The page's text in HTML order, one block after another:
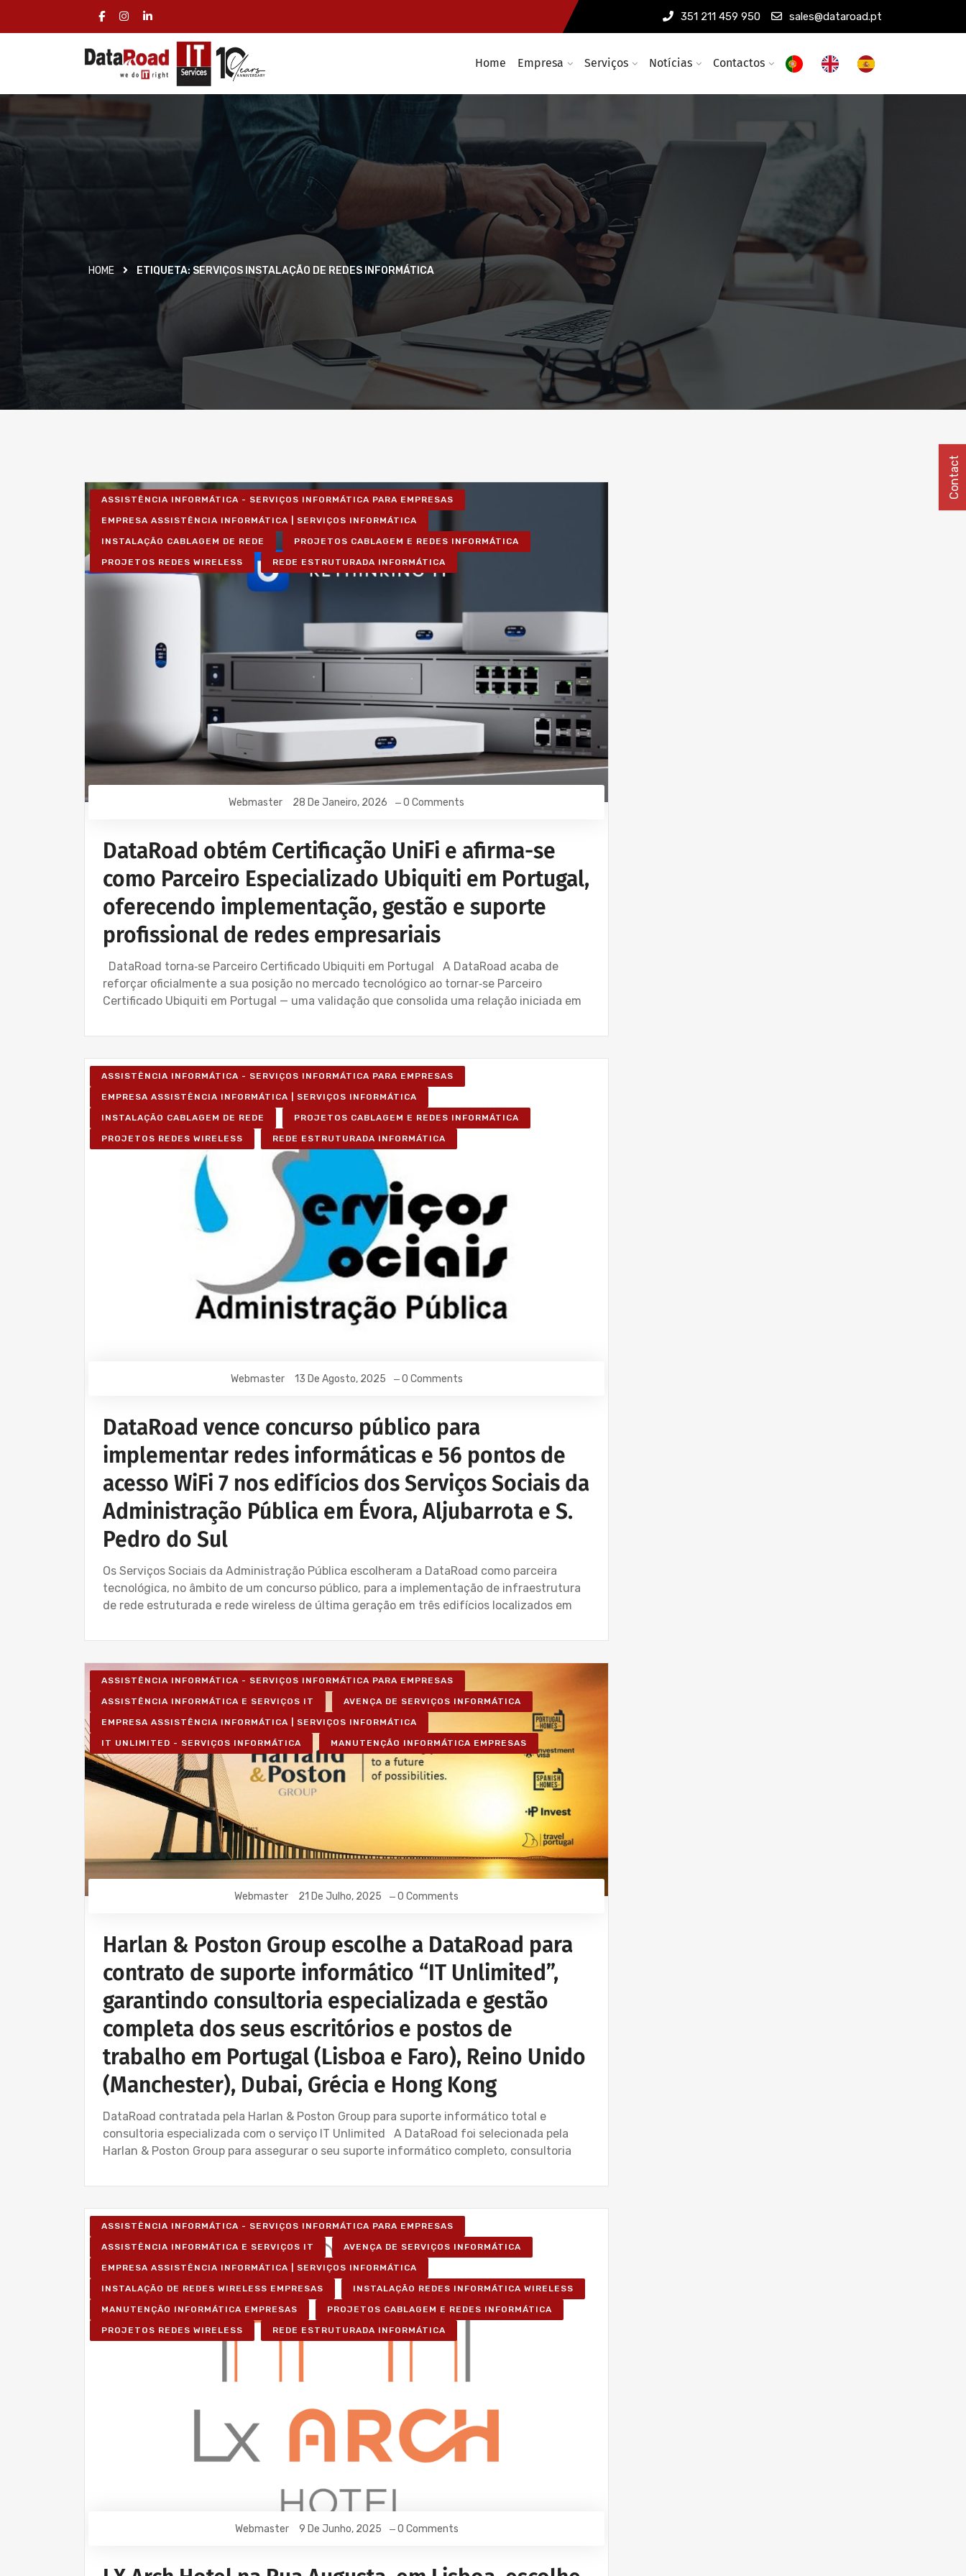
351 211 459 950 sales@dataroad.pt
Home Empresa Serviços Notícias Contactos
HOME ETIQUETA: SERVIÇOS INSTALAÇÃO DE REDES INFORMÁTICA
ASSISTÊNCIA INFORMÁTICA - SERVIÇOS INFORMÁTICA PARA EMPRESAS
EMPRESA ASSISTÊNCIA INFORMÁTICA | SERVIÇOS INFORMÁTICA
INSTALAÇÃO CABLAGEM DE REDE PROJETOS CABLAGEM E REDES INFORMÁTICA
PROJETOS REDES WIRELESS REDE ESTRUTURADA INFORMÁTICA
Webmaster 28 De Janeiro, 2026 0 Comments
DataRoad obtém Certificação UniFi e afirma-se
como Parceiro Especializado Ubiquiti em Portugal,
oferecendo implementação, gestão e suporte
profissional de redes empresariais
DataRoad torna‑se Parceiro Certificado Ubiquiti em Portugal A DataRoad acaba de
reforçar oficialmente a sua posição no mercado tecnológico ao tornar‑se Parceiro
Certificado Ubiquiti em Portugal — uma validação que consolida uma relação iniciada em
ASSISTÊNCIA INFORMÁTICA - SERVIÇOS INFORMÁTICA PARA EMPRESAS
EMPRESA ASSISTÊNCIA INFORMÁTICA | SERVIÇOS INFORMÁTICA
INSTALAÇÃO CABLAGEM DE REDE PROJETOS CABLAGEM E REDES INFORMÁTICA
PROJETOS REDES WIRELESS REDE ESTRUTURADA INFORMÁTICA
Webmaster 13 De Agosto, 2025 0 Comments
DataRoad vence concurso público para
implementar redes informáticas e 56 pontos de
acesso WiFi 7 nos edifícios dos Serviços Sociais da
Administração Pública em Évora, Aljubarrota e S.
Pedro do Sul
Os Serviços Sociais da Administração Pública escolheram a DataRoad como parceira
tecnológica, no âmbito de um concurso público, para a implementação de infraestrutura
de rede estruturada e rede wireless de última geração em três edifícios localizados em
ASSISTÊNCIA INFORMÁTICA - SERVIÇOS INFORMÁTICA PARA EMPRESAS
ASSISTÊNCIA INFORMÁTICA E SERVIÇOS IT AVENÇA DE SERVIÇOS INFORMÁTICA
EMPRESA ASSISTÊNCIA INFORMÁTICA | SERVIÇOS INFORMÁTICA
IT UNLIMITED - SERVIÇOS INFORMÁTICA MANUTENÇÃO INFORMÁTICA EMPRESAS
Webmaster 21 De Julho, 2025 0 Comments
Harlan & Poston Group escolhe a DataRoad para
contrato de suporte informático “IT Unlimited”,
garantindo consultoria especializada e gestão
completa dos seus escritórios e postos de
trabalho em Portugal (Lisboa e Faro), Reino Unido
(Manchester), Dubai, Grécia e Hong Kong
DataRoad contratada pela Harlan & Poston Group para suporte informático total e
consultoria especializada com o serviço IT Unlimited A DataRoad foi selecionada pela
Harlan & Poston Group para assegurar o seu suporte informático completo, consultoria
ASSISTÊNCIA INFORMÁTICA - SERVIÇOS INFORMÁTICA PARA EMPRESAS
ASSISTÊNCIA INFORMÁTICA E SERVIÇOS IT AVENÇA DE SERVIÇOS INFORMÁTICA
EMPRESA ASSISTÊNCIA INFORMÁTICA | SERVIÇOS INFORMÁTICA
INSTALAÇÃO DE REDES WIRELESS EMPRESAS INSTALAÇÃO REDES INFORMÁTICA WIRELESS
MANUTENÇÃO INFORMÁTICA EMPRESAS PROJETOS CABLAGEM E REDES INFORMÁTICA
PROJETOS REDES WIRELESS REDE ESTRUTURADA INFORMÁTICA
Webmaster 9 De Junho, 2025 0 Comments
Contact